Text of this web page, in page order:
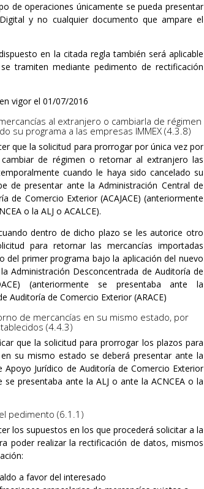
de operaciones únicamente se pueda presentar
y no cualquier documento que ampare el
en la citada regla también será aplicable
tramiten mediante pedimento de rectificación
vigor el 01/07/2016
al extranjero o cambiarla de régimen
su programa a las empresas IMMEX (4.3.8)
que la solicitud para prorrogar por única vez por
de régimen o retornar al extranjero las
cuando le haya sido cancelado su
de presentar ante la Administración Central de
de Comercio Exterior (ACAJACE) (anteriormente
o la ALJ o ACALCE).
dentro de dicho plazo se les autorice otro
para retornar las mercancías importadas
del primer programa bajo la aplicación del nuevo
Administración Desconcentrada de Auditoría de
(anteriormente se presentaba ante la
Auditoría de Comercio Exterior (ARACE)
de mercancías en su mismo estado, por
(4.4.3)
que la solicitud para prorrogar los plazos para
su mismo estado se deberá presentar ante la
Apoyo Jurídico de Auditoría de Comercio Exterior
se presentaba ante la ALJ o ante la ACNCEA o la
pedimento (6.1.1)
los supuestos en los que procederá solicitar a la
poder realizar la rectificación de datos, mismos
a favor del interesado